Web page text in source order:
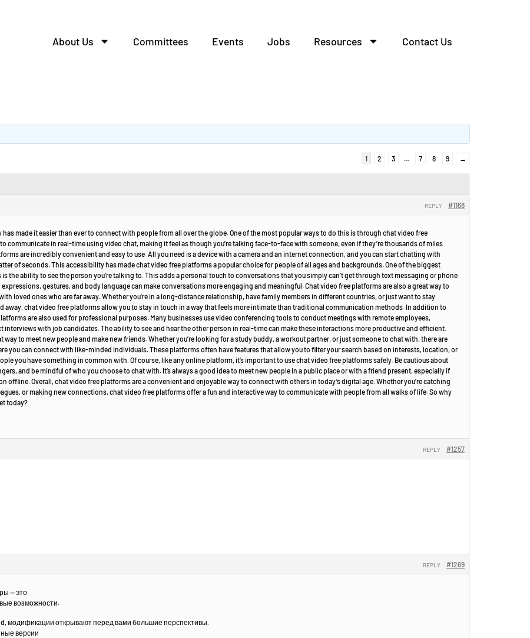
About Us Committees Events Jobs Resources Contact Us
1 2 3 … 7 8 9 →
#1168
REPLY
made it easier than ever to connect with people from all over the globe. One of the most popular ways to do this is through chat video free
communicate in real-time using video chat, making it feel as though you’re talking face-to-face with someone, even if they’re thousands of miles
are incredibly convenient and easy to use. All you need is a device with a camera and an internet connection, and you can start chatting with
of seconds. This accessibility has made chat video free platforms a popular choice for people of all ages and backgrounds. One of the biggest
the ability to see the person you’re talking to. This adds a personal touch to conversations that you simply can’t get through text messaging or phone
expressions, gestures, and body language can make conversations more engaging and meaningful. Chat video free platforms are also a great way to
loved ones who are far away. Whether you’re in a long-distance relationship, have family members in different countries, or just want to stay
away, chat video free platforms allow you to stay in touch in a way that feels more intimate than traditional communication methods. In addition to
are also used for professional purposes. Many businesses use video conferencing tools to conduct meetings with remote employees,
with job candidates. The ability to see and hear the other person in real-time can make these interactions more productive and efficient.
way to meet new people and make new friends. Whether you’re looking for a study buddy, a workout partner, or just someone to chat with, there are
you can connect with like-minded individuals. These platforms often have features that allow you to filter your search based on interests, location, or
you have something in common with. Of course, like any online platform, it’s important to use chat video free platforms safely. Be cautious about
and be mindful of who you choose to chat with. It’s always a good idea to meet new people in a public place or with a friend present, especially if
offline. Overall, chat video free platforms are a convenient and enjoyable way to connect with others in today’s digital age. Whether you’re catching
or making new connections, chat video free platforms offer a fun and interactive way to communicate with people from all walks of life. So why
today?
#1257
REPLY
#1269
REPLY
— это
возможности.
модификации открывают перед вами большие перспективы.
версии